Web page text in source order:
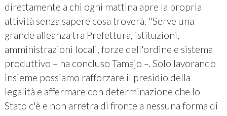
direttamente a chi ogni mattina apre la propria
attività senza sapere cosa troverà. "Serve una
grande alleanza tra Prefettura, istituzioni,
amministrazioni locali, forze dell'ordine e sistema
produttivo – ha concluso Tamajo –. Solo lavorando
insieme possiamo rafforzare il presidio della
legalità e affermare con determinazione che lo
Stato c'è e non arretra di fronte a nessuna forma di